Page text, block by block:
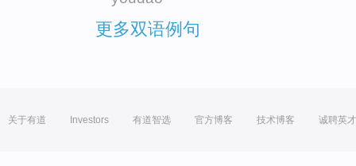
更多双语例句
关于有道 Investors 有道智选 官方博客 技术博客 诚聘英才